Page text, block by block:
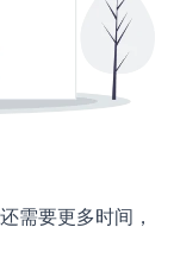
要更多时间，